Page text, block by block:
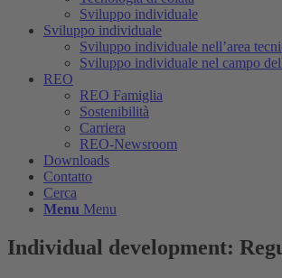
Sviluppo individuale
Sviluppo individuale
Sviluppo individuale nell’area
Sviluppo individuale nel campo
REO
REO Famiglia
Sostenibilità
Carriera
REO-Newsroom
Downloads
Contatto
Cerca
Menu Menu
Individual development: